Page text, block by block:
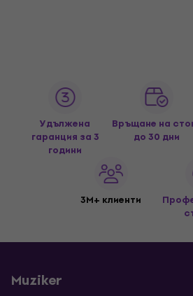
Удължена
гаранция за 3
години
Връщане на
до 30 дни
3M+ клиенти
Muziker